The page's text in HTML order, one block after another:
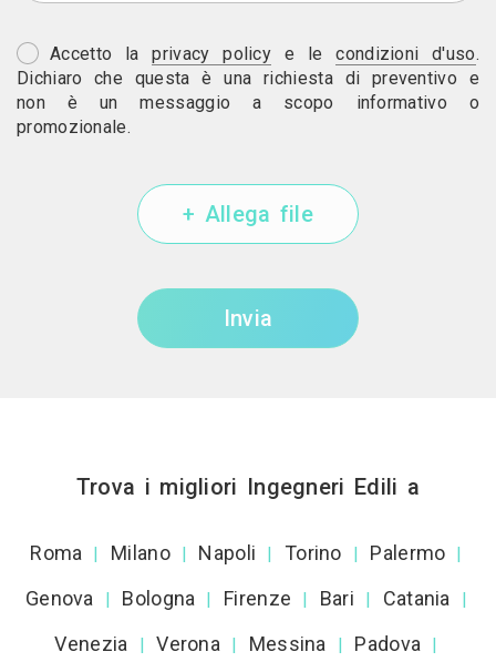
Accetto laprivacy policy e lecondizioni d'uso.
Dichiaro che questa è una richiesta di preventivo e
non è un messaggio a scopo informativo o
promozionale.
+ Allega file
Invia
Trova i migliori Ingegneri Edili a
Roma | Milano | Napoli | Torino | Palermo |
Genova | Bologna | Firenze | Bari | Catania |
Venezia | Verona | Messina | Padova |